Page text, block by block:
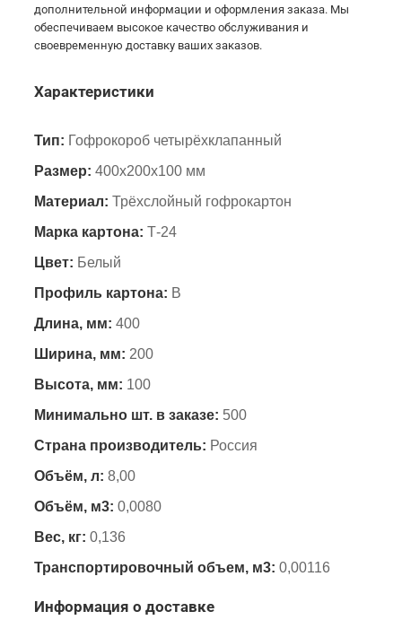
дополнительной информации и оформления заказа. Мы
обеспечиваем высокое качество обслуживания и
своевременную доставку ваших заказов.
Характеристики
Тип: Гофрокороб четырёхклапанный
Размер: 400х200х100 мм
Материал: Трёхслойный гофрокартон
Марка картона: Т-24
Цвет: Белый
Профиль картона: B
Длина, мм: 400
Ширина, мм: 200
Высота, мм: 100
Минимально шт. в заказе: 500
Страна производитель: Россия
Объём, л: 8,00
Объём, м3: 0,0080
Вес, кг: 0,136
Транспортировочный объем, м3: 0,00116
Информация о доставке